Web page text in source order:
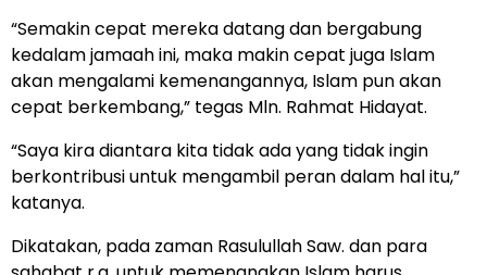
“Semakin cepat mereka datang dan bergabung
kedalam jamaah ini, maka makin cepat juga Islam
akan mengalami kemenangannya, Islam pun akan
cepat berkembang,” tegas Mln. Rahmat Hidayat.
“Saya kira diantara kita tidak ada yang tidak ingin
berkontribusi untuk mengambil peran dalam hal itu,”
katanya.
Dikatakan, pada zaman Rasulullah Saw. dan para